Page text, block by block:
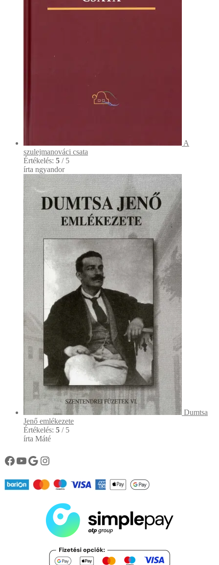
A
szulejmanováci csata
Értékelés: 5 / 5
írta ngyandor
Dumtsa
Jenő emlékezete
Értékelés: 5 / 5
írta Máté
Könyvtárunk facebook oldala
Könyvtárunk YouTube csatornája
Google
Instagram